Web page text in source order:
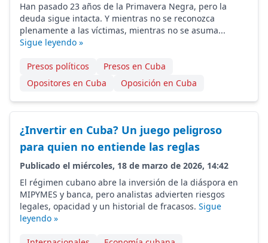
Han pasado 23 años de la Primavera Negra, pero la
deuda sigue intacta. Y mientras no se reconozca
plenamente a las víctimas, mientras no se asuma...
Sigue leyendo »
Presos políticos
Presos en Cuba
Opositores en Cuba
Oposición en Cuba
¿Invertir en Cuba? Un juego peligroso
para quien no entiende las reglas
Publicado el miércoles, 18 de marzo de 2026, 14:42
El régimen cubano abre la inversión de la diáspora en
MIPYMES y banca, pero analistas advierten riesgos
legales, opacidad y un historial de fracasos. Sigue
leyendo »